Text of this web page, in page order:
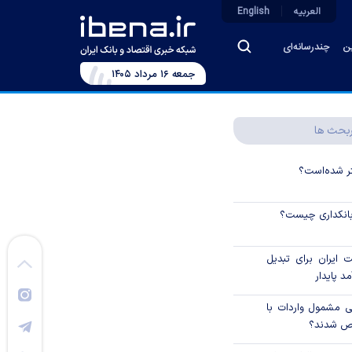
چندرسانه‌ای
العربیه English
جمعه ۱۶ مرداد ۱۴۰۵
ها
شده‌است؟
چیست؟
برای تبدیل
پایدار
مشمول واردات با
شدند؟